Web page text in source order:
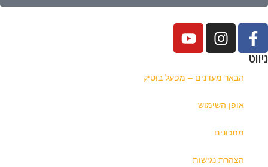
ניווט
הבאר מעדנים – מפעל בוטיק
אופן השימוש
מתכונים
הצהרת נגישות